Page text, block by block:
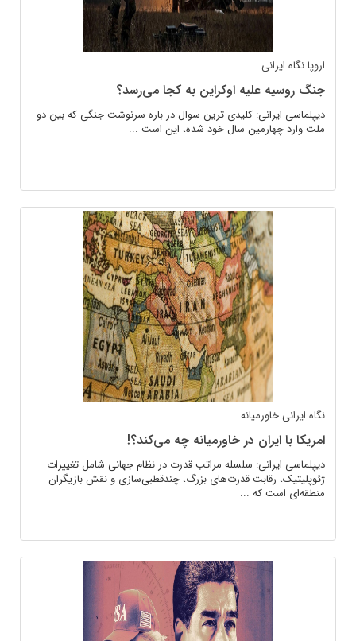
اروپانگاه ایرانی
جنگ روسیه علیه اوکراین به کجا می‌رسد؟
دیپلماسی ایرانی: کلیدی ترین سوال در باره سرنوشت جنگی که بین دو
ملت وارد چهارمین سال خود شده، این است ...
نگاه ایرانی خاورمیانه
امریکا با ایران در خاورمیانه چه می‌کند؟!
دیپلماسی ایرانی: سلسله مراتب قدرت در نظام جهانی شامل تغییرات
ژئوپلیتیک، رقابت قدرت‌های بزرگ، چندقطبی‌سازی و نقش بازیگران
منطقه‌ای است که ...